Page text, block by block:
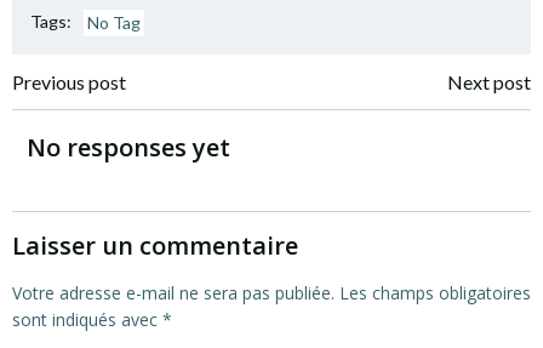
Tags: No Tag
Navigation
de
l’article
Previous post
Navigation
l’article
Next post
No responses yet
Laisser un commentaire
Votre adresse e-mail ne sera pas publiée. Les champs obligatoires
sont indiqués avec *